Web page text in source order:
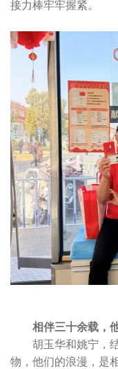
接力棒牢牢握紧。
相伴三十余载，他
胡玉华和姚宁，结
物，他们的浪漫，是